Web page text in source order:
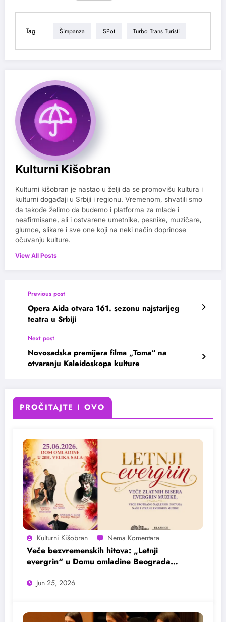
Tag Šimpanza SPot Turbo Trans Turisti
Kulturni Kišobran
Kulturni kišobran je nastao u želji da se promovišu kultura i
kulturni događaji u Srbiji i regionu. Vremenom, shvatili smo
da takođe želimo da budemo i platforma za mlade i
neafirmisane, ali i ostvarene umetnike, pesnike, muzičare,
glumce, slikare i sve one koji na neki način doprinose
očuvanju kulture.
View All Posts
Previous post
Opera Aida otvara 161. sezonu najstarijeg
teatra u Srbiji
Next post
Novosadska premijera filma „Toma“ na
otvaranju Kaleidoskopa kulture
PROČITAJTE I OVO
Kulturni Kišobran
Veče bezvremenskih hitova: „Letnji
evergrin“ u Domu omladine Beograda
25. juna
Jun 25, 2026